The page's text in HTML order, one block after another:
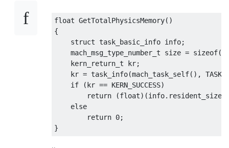
float GetTotalPhysicsMemory()
{
struct task_basic_info info;
mach_msg_type_number_t size = sizeof(
kern_return_t kr;
    kr
= task_info(mach_task_self(),
if
(kr == KERN_SUCCESS)
return
(float)(info. resident_size
else
return 0;
}